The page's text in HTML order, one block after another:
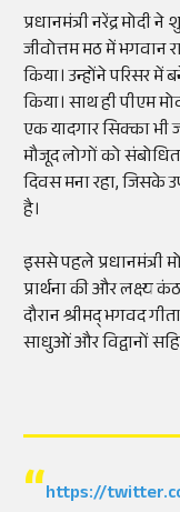
प्रधानमंत्रीनरेंद्रमोदीने
जीवोत्तममठमेंभगवान
किया।उन्होंनेपरिसरमें
किया।साथहीपीएम
एकयादगारसिक्काभी
मौजूदलोगोंकोसंबोधित
दिवसमनारहा,जिसके
है।
इससेपहलेप्रधानमंत्री
प्रार्थनाकीऔरलक्ष्यकंठ
दौरानश्रीमद्भगवदगीता
साधुओंऔरविद्वानों
https://